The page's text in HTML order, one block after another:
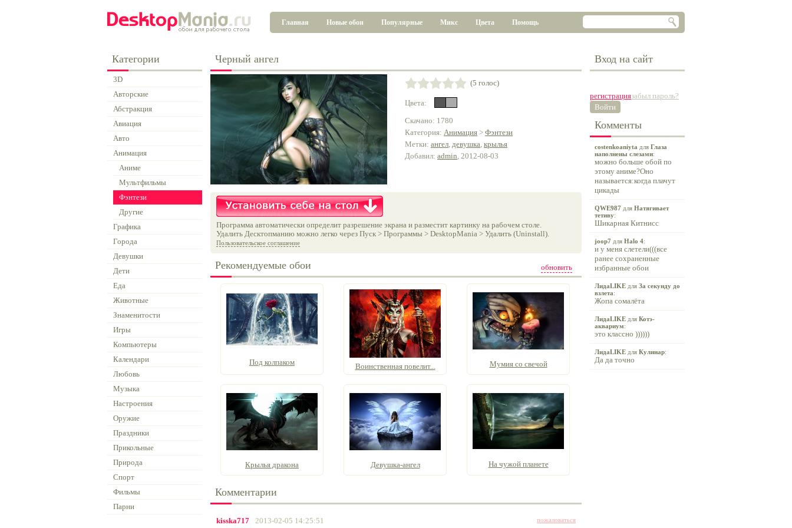
Главная Новые обои Популярные Микс Цвета Помощь
Категории
3D
Авторские
Абстракция
Авиация
Авто
Анимация
Аниме
Мультфильмы
Фэнтези
Другие
Графика
Города
Девушки
Дети
Еда
Животные
Знаменитости
Игры
Компьютеры
Календари
Любовь
Музыка
Настроения
Оружие
Праздники
Прикольные
Природа
Спорт
Фильмы
Парни
Черный ангел
(5 голос)
Цвета:
Скачано: 1780
Категория: Анимация > Фэнтези
Метки: ангел, девушка, крылья
Добавил: admin, 2012-08-03
Программа автоматически определит разрешение экрана и разместит картинку на рабочем столе.
Удалить Десктопманию можно легко через Пуск > Программы > DesktopMania > Удалить (Uninstall).
Пользовательское соглашение
обновить
Рекомендуемые обои
Под колпаком Воинственная повелит... Мумия со свечой
Крылья дракона Девушка-ангел На чужой планете
Комментарии
kisska717 пожаловаться
2013-02-05 14:25:51
Вход на сайт
регистрациязабыл пароль?
Войти
Комменты
costenkoaniyta для Глаза
наполнены слезами:
можно больше обой по
этому аниме?Оно
называется:когда плачут
цикады
QWE987 для Натягивает
тетиву:
Шикарная Китнисс
joop7 для Halo 4:
и у меня слетели(((все
ранее сохраненные
избранные обои
ЛидаLIKE для За секунду до
взлета:
Жопа сомалёта
ЛидаLIKE для Котэ-
аквариум:
это классно ))))))
ЛидаLIKE для Кулинар:
Да да точно